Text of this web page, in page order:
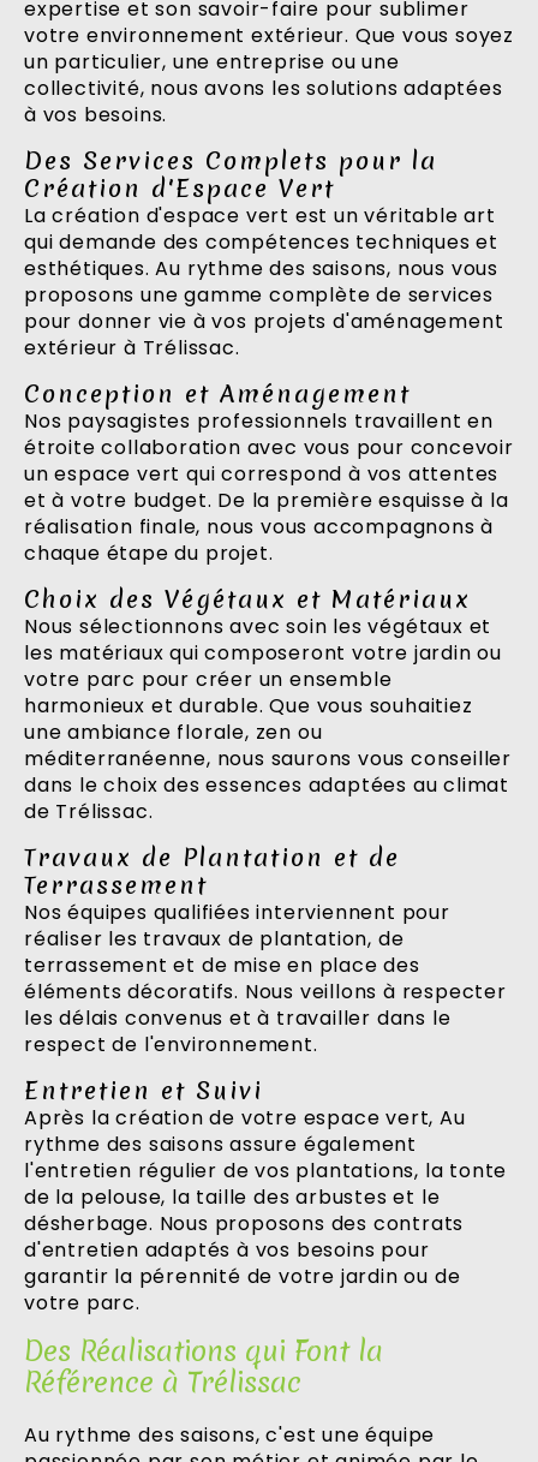
expertise et son savoir-faire pour sublimer
votre environnement extérieur. Que vous soyez
un particulier, une entreprise ou une
collectivité, nous avons les solutions adaptées
à vos besoins.
Des Services Complets pour la
Création d'Espace Vert
La création d'espace vert est un véritable art
qui demande des compétences techniques et
esthétiques. Au rythme des saisons, nous vous
proposons une gamme complète de services
pour donner vie à vos projets d'aménagement
extérieur à Trélissac.
Conception et Aménagement
Nos paysagistes professionnels travaillent en
étroite collaboration avec vous pour concevoir
un espace vert qui correspond à vos attentes
et à votre budget. De la première esquisse à la
réalisation finale, nous vous accompagnons à
chaque étape du projet.
Choix des Végétaux et Matériaux
Nous sélectionnons avec soin les végétaux et
les matériaux qui composeront votre jardin ou
votre parc pour créer un ensemble
harmonieux et durable. Que vous souhaitiez
une ambiance florale, zen ou
méditerranéenne, nous saurons vous conseiller
dans le choix des essences adaptées au climat
de Trélissac.
Travaux de Plantation et de
Terrassement
Nos équipes qualifiées interviennent pour
réaliser les travaux de plantation, de
terrassement et de mise en place des
éléments décoratifs. Nous veillons à respecter
les délais convenus et à travailler dans le
respect de l'environnement.
Entretien et Suivi
Après la création de votre espace vert, Au
rythme des saisons assure également
l'entretien régulier de vos plantations, la tonte
de la pelouse, la taille des arbustes et le
désherbage. Nous proposons des contrats
d'entretien adaptés à vos besoins pour
garantir la pérennité de votre jardin ou de
votre parc.
Des Réalisations qui Font la
Référence à Trélissac
Au rythme des saisons, c'est une équipe